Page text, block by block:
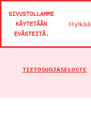
TIETOSUOJASELOSTE
SIVUSTOLLAMME
KÄYTETÄÄN
EVÄSTEITÄ.
Hylkää